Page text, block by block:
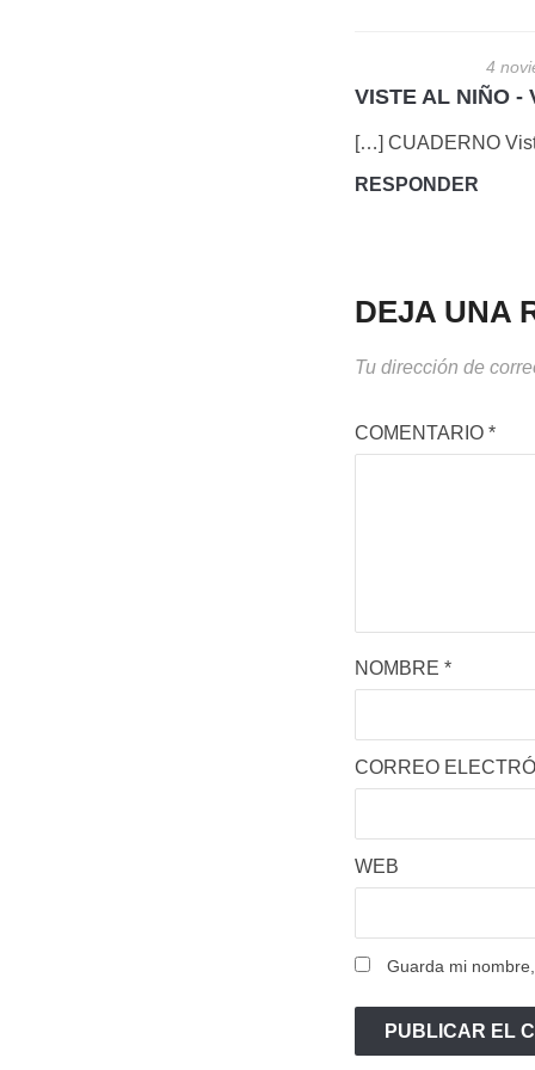
VISTE AL NIÑO
4
[…] CUADERNO
RESPONDER
DEJA UNA
Tu dirección de
COMENTARIO *
NOMBRE *
CORREO
WEB
Guarda mi